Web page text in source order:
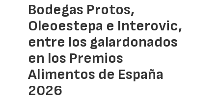
Bodegas Protos,
Oleoestepa e Interovic,
entre los galardonados
en los Premios
Alimentos de España
2026